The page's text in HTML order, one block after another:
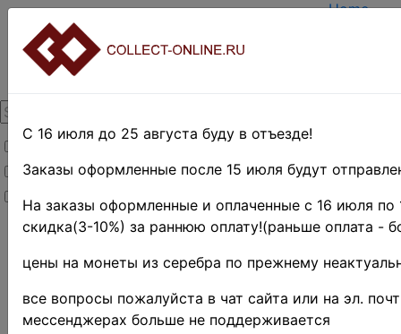
Товары со скидкой
Товары в наличии
Новинки
Home
TERMS
Home»
»Coins»
Иностранные
монеты»
Europe»
С 16 июля до 25 августа буду в отъезде!
Заказы оформленные после 15 июля будут
На заказы оформленные и оплаченные с 16 июля по
скидка(3-10%) за раннюю оплату!(раньше оплата -
цены на монеты из серебра по прежнему
все вопросы пожалуйста в чат сайта или на эл.
мессенджерах больше не поддерживается